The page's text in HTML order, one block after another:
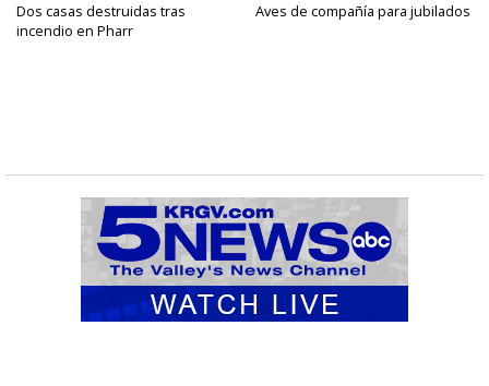
Dos casas destruidas tras
incendio en Pharr
Aves de compañía para jubilados